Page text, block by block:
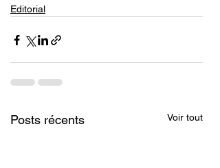
Editorial
Posts récents Voir tout